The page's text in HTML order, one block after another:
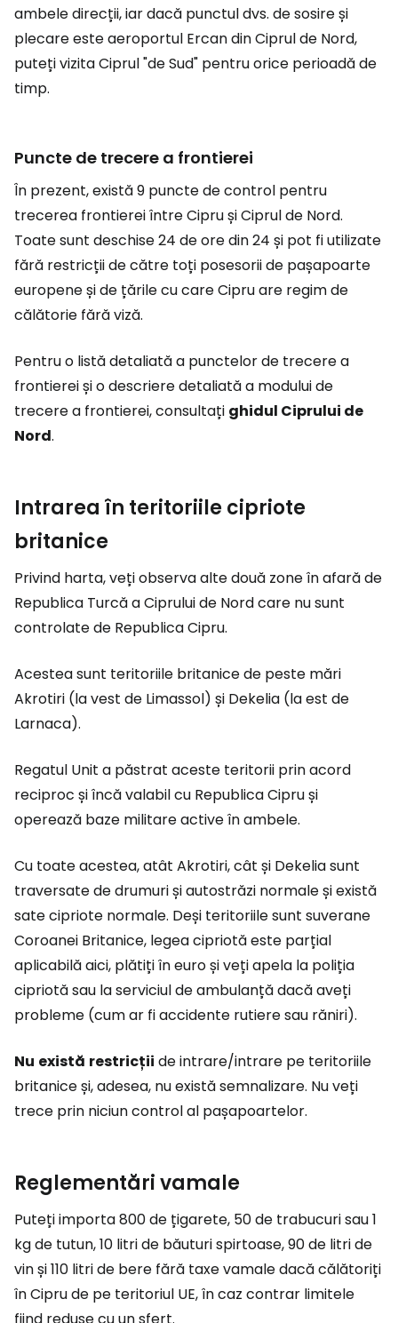
ambele direcții, iar dacă punctul dvs. de sosire și
plecare este aeroportul Ercan din Ciprul de Nord,
puteți vizita Ciprul "de Sud" pentru orice perioadă de
timp.
Puncte de trecere a frontierei
În prezent, există 9 puncte de control pentru
trecerea frontierei între Cipru și Ciprul de Nord.
Toate sunt deschise 24 de ore din 24 și pot fi utilizate
fără restricții de către toți posesorii de pașapoarte
europene și de țările cu care Cipru are regim de
călătorie fără viză.
Pentru o listă detaliată a punctelor de trecere a
frontierei și o descriere detaliată a modului de
trecere a frontierei, consultați ghidul Ciprului de
Nord.
Intrarea în teritoriile cipriote
britanice
Privind harta, veți observa alte două zone în afară de
Republica Turcă a Ciprului de Nord care nu sunt
controlate de Republica Cipru.
Acestea sunt teritoriile britanice de peste mări
Akrotiri (la vest de Limassol) și Dekelia (la est de
Larnaca).
Regatul Unit a păstrat aceste teritorii prin acord
reciproc și încă valabil cu Republica Cipru și
operează baze militare active în ambele.
Cu toate acestea, atât Akrotiri, cât și Dekelia sunt
traversate de drumuri și autostrăzi normale și există
sate cipriote normale. Deși teritoriile sunt suverane
Coroanei Britanice, legea cipriotă este parțial
aplicabilă aici, plătiți în euro și veți apela la poliția
cipriotă sau la serviciul de ambulanță dacă aveți
probleme (cum ar fi accidente rutiere sau răniri).
Nu există restricții de intrare/intrare pe teritoriile
britanice și, adesea, nu există semnalizare. Nu veți
trece prin niciun control al pașapoartelor.
Reglementări vamale
Puteți importa 800 de țigarete, 50 de trabucuri sau 1
kg de tutun, 10 litri de băuturi spirtoase, 90 de litri de
vin și 110 litri de bere fără taxe vamale dacă călătoriți
în Cipru de pe teritoriul UE, în caz contrar limitele